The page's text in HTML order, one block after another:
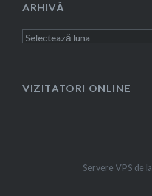
ARHIVĂ
Arhivă
VIZITATORI ONLINE
Servere VPS de la